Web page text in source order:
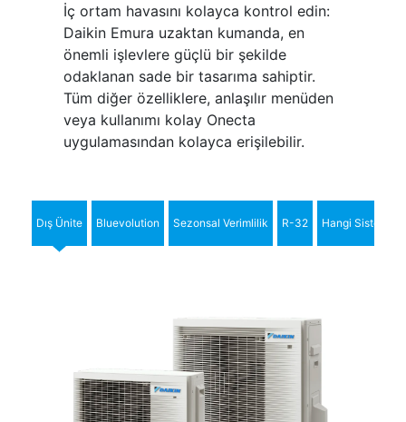
İç ortam havasını kolayca kontrol edin:
Daikin Emura uzaktan kumanda, en
önemli işlevlere güçlü bir şekilde
odaklanan sade bir tasarıma sahiptir.
Tüm diğer özelliklere, anlaşılır menüden
veya kullanımı kolay Onecta
uygulamasından kolayca erişilebilir.
Dış Ünite Bluevolution Sezonsal Verimlilik R-32 Hangi Sistem?